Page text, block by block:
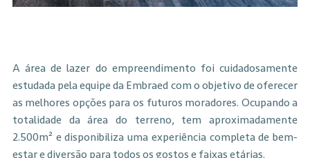
A área de lazer do empreendimento foi cuidadosamente
estudada pela equipe da Embraed com o objetivo de oferecer
as melhores opções para os futuros moradores. Ocupando a
totalidade da área do terreno, tem aproximadamente
2.500m² e disponibiliza uma experiência completa de bem-
estar e diversão para todos os gostos e faixas etárias.